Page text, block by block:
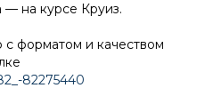
— на курсе Круиз.
с форматом и качеством
82275440